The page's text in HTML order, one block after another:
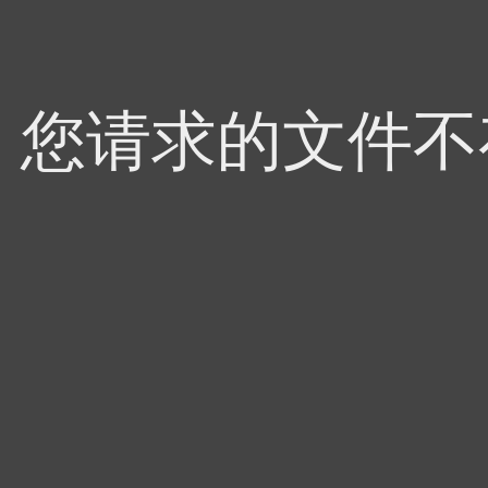
您请求的文件